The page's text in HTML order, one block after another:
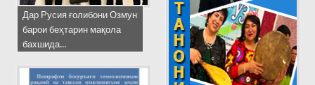
Дар Русия ғолибони Озмун
барои беҳтарин мақола
бахшида...